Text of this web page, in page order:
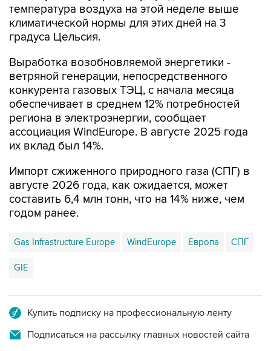
температура воздуха на этой неделе выше
климатической нормы для этих дней на 3
градуса Цельсия.
Выработка возобновляемой энергетики -
ветряной генерации, непосредственного
конкурента газовых ТЭЦ, с начала месяца
обеспечивает в среднем 12% потребностей
региона в электроэнергии, сообщает
ассоциация WindEurope. В августе 2025 года
их вклад был 14%.
Импорт сжиженного природного газа (СПГ) в
августе 2026 года, как ожидается, может
составить 6,4 млн тонн, что на 14% ниже, чем
годом ранее.
Gas Infrastructure Europe WindEurope Европа СПГ
GIE
Купить подписку на профессиональную ленту
Подписаться на рассылку главных новостей сайта